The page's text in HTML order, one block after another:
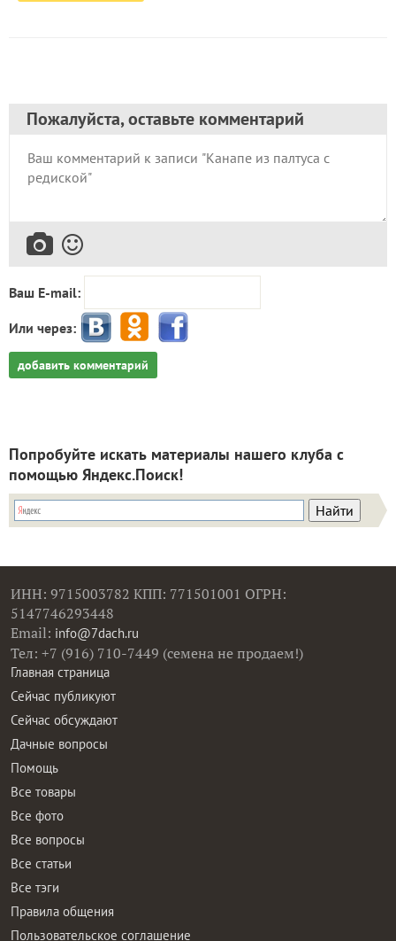
Пожалуйста, оставьте комментарий
Ваш E-mail:
Или через:
добавить комментарий
Попробуйте искать материалы нашего клуба с
помощью Яндекс.Поиск!
ИНН: 9715003782 КПП: 771501001 ОГРН:
5147746293448
Email: info@7dach.ru
Тел: +7 (916) 710-7449 (семена не продаем!)
Главная страница
Сейчас публикуют
Сейчас обсуждают
Дачные вопросы
Помощь
Все товары
Все фото
Все вопросы
Все статьи
Все тэги
Правила общения
Пользовательское соглашение